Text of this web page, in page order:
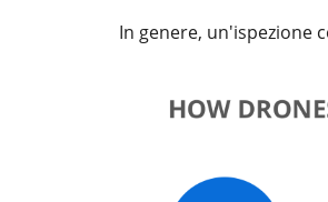
In genere, un'ispezione